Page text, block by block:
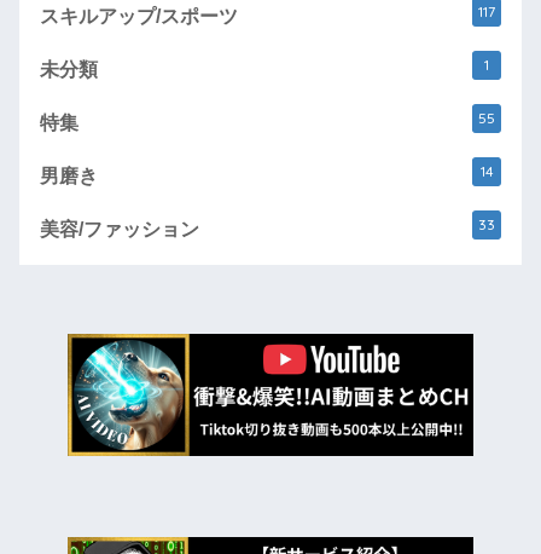
スキルアップ/スポーツ 117
未分類 1
特集 55
男磨き 14
美容/ファッション 33